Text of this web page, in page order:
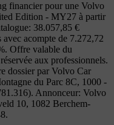
financier pour une Volvo
Edition - MY27 à partir
38.057,85 €
acompte de 7.272,72
Offre valable du
aux professionnels.
dossier par Volvo Car
du Parc 8C, 1000 -
Annonceur: Volvo
10, 1082 Berchem-